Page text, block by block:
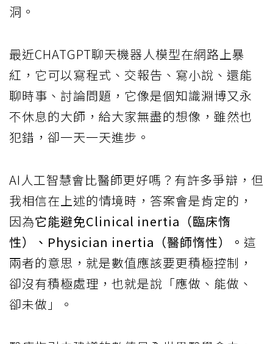
洞。
最近CHATGPT聊天機器人模型在網路上暴
紅，它可以寫程式、交報告、寫小說、還能
聊時事、討論問題，它像是個知識淵博又永
不休息的大師，給大家無盡的想像，雖然也
犯錯，卻一天一天進步。
AI人工智慧會比醫師更好嗎？有許多爭辯，但
我相信在上述的情境時，答案會是肯定的，
因為它能避免Clinical inertia（臨床惰
性）、Physician inertia（醫師惰性）。 這
兩者的意思，就是數值應該要更積極控制，
卻沒有積極處理，也就是說「應做、能做、
卻未做」。